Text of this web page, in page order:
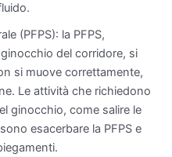
(PFPS): la PFPS,
del corridore, si
si muove correttamente,
Le attività che richiedono
ginocchio, come salire le
esacerbare la PFPS e